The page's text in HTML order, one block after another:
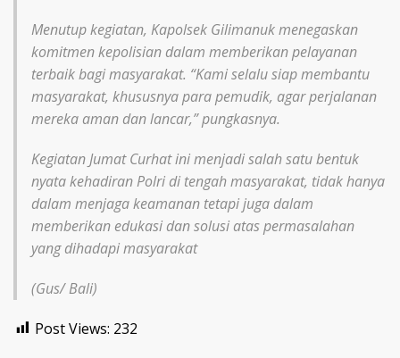
Menutup kegiatan, Kapolsek Gilimanuk menegaskan
komitmen kepolisian dalam memberikan pelayanan
terbaik bagi masyarakat. “Kami selalu siap membantu
masyarakat, khususnya para pemudik, agar perjalanan
mereka aman dan lancar,” pungkasnya.
Kegiatan Jumat Curhat ini menjadi salah satu bentuk
nyata kehadiran Polri di tengah masyarakat, tidak hanya
dalam menjaga keamanan tetapi juga dalam
memberikan edukasi dan solusi atas permasalahan
yang dihadapi masyarakat
(Gus/ Bali)
Post Views: 232